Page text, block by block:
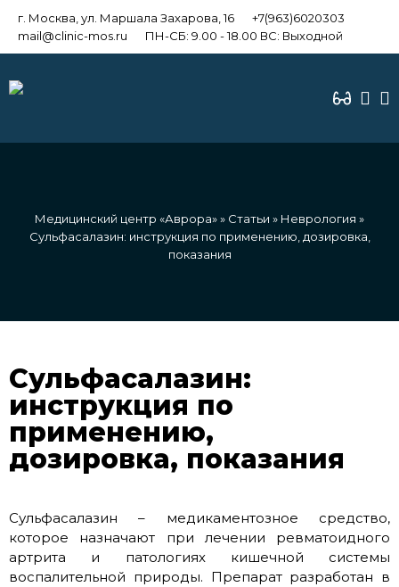
г. Москва, ул. Маршала Захарова, 16
+7(963)6020303
mail@clinic-mos.ru
ПН-СБ: 9.00 - 18.00 ВС: Выходной
Медицинский центр «Аврора»» Статьи » Неврология »
Сульфасалазин: инструкция по применению, дозировка,
показания
Сульфасалазин:
инструкция по
применению,
дозировка, показания
Сульфасалазин – медикаментозное средство,
которое назначают при лечении ревматоидного
артрита и патологиях кишечной системы
воспалительной природы. Препарат разработан в